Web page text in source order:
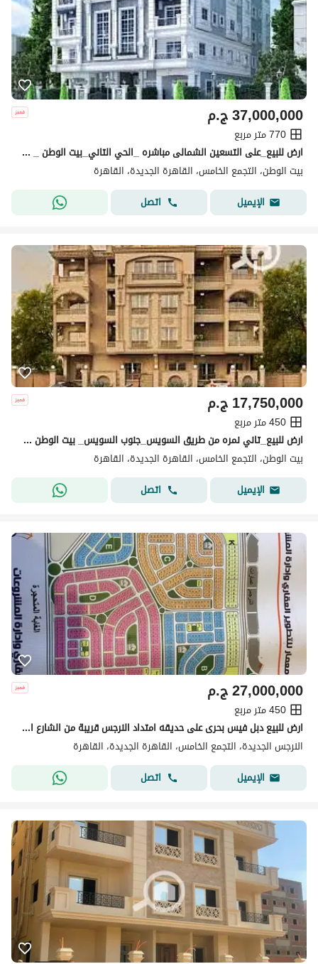
ج.م37,000,000
770 متر مربع
ارض للبيع_على التسعين الشمالى مباشره _الحي التاني_بيت الوطن _ التجمع الخامس_ القاهره الجديده
بيت الوطن، التجمع الخامس، القاهرة الجديدة، القاهرة
الإيميل
اتصل
ج.م17,750,000
450 متر مربع
ارض للبيع_تاني نمره من طريق السويس_جنوب السويس_ بيت الوطن _ التجمع الخامس _ القاهرة الجديدة
بيت الوطن، التجمع الخامس، القاهرة الجديدة، القاهرة
الإيميل
اتصل
ج.م27,000,000
450 متر مربع
ارض للبيع دبل فيس بحرى على حديقه امتداد النرجس قريبة من الشارع الرئيسى بسعر لقطه
النرجس الجديدة، التجمع الخامس، القاهرة الجديدة، القاهرة
الإيميل
اتصل